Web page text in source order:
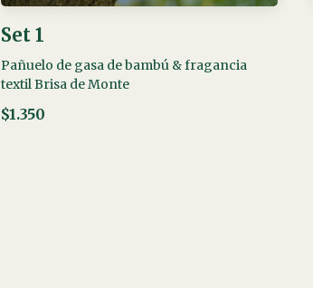
Set 1
Pañuelo de gasa de bambú & fragancia
textil Brisa de Monte
$1.350